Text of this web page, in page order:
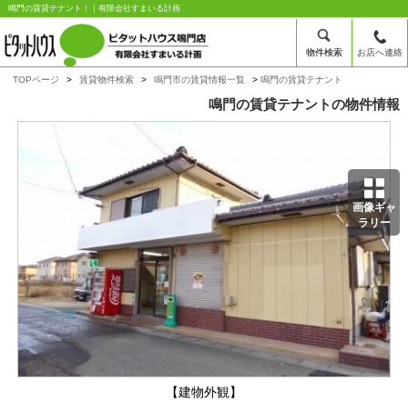
物件検索 お店へ連絡
鳴門の賃貸テナント！｜有限会社すまいる計画
TOPページ 賃貸物件検索 鳴門市の賃貸情報一覧 鳴門の賃貸テナント
鳴門の賃貸テナントの物件情報
【建物外観】
画像ギャ
ラリー